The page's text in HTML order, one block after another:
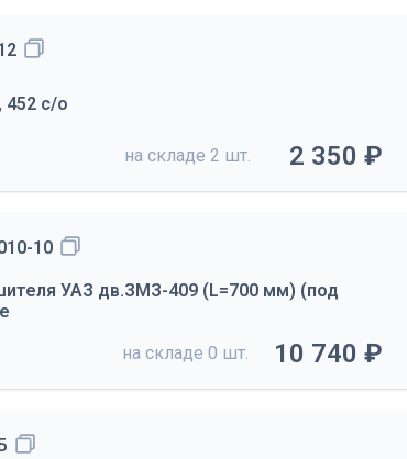
452 с/о
на складе 2 шт. 2 350 ₽
10
УАЗ дв.ЗМЗ-409 (L=700 мм) (под
на складе 0 шт. 10 740 ₽